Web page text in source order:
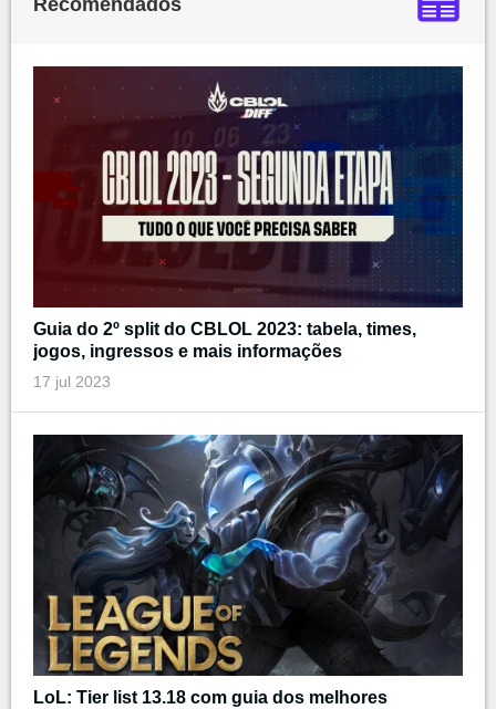
Recomendados
Guia do 2º split do CBLOL 2023: tabela, times,
jogos, ingressos e mais informações
17 jul 2023
LoL: Tier list 13.18 com guia dos melhores